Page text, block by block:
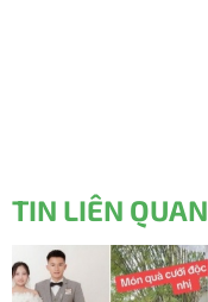
TIN LIÊN QUAN